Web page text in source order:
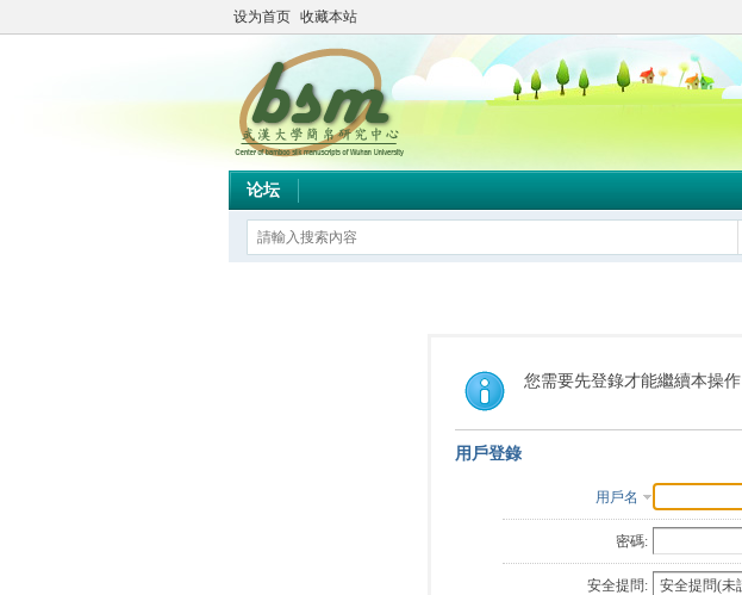
设为首页 收藏本站
论坛
您需要先登錄才能繼續本操作
用戶登錄
用戶名
密碼:
安全提問: